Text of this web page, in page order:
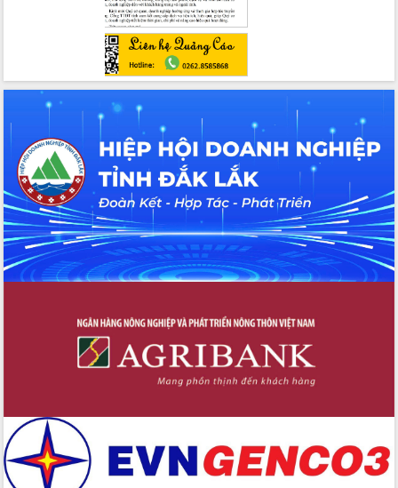
Tập huấn nâng cao năng lực triển khai
chuyển đổi số cho cán bộ, công chức
Đắk Lắk phát động hưởng ứng Ngày
Quyền của người tiêu dùng Việt Nam
Đẩy mạnh cải cách hành chính, quyết
tâm đạt được mục tiêu tăng trưởng
hai con số trong năm 2026
Tổ chức trang trọng Lễ hội Đền thờ
Lương Văn Chánh năm 2026
Phó Bí thư Tỉnh ủy Đắk Lắk Đỗ Hữu
Huy giữ chức Bí thư Đảng ủy Ủy Ban
Nhân dân tỉnh
Bệnh án điện tử thúc đẩy chuyển đổi
Chuyển đổi số thư viện: Mở rộng
không gian tri thức trong thời đại số
Đánh giá, rút kinh nghiệm công tác tổ
chức diễn tập trước ngày bầu cử
Friendship Meeting New Year 2026”
Bầu cử Quốc hội và HĐND: Cử tri Đắk
Lắk gửi gắm niềm tin, kỳ vọng vào lá